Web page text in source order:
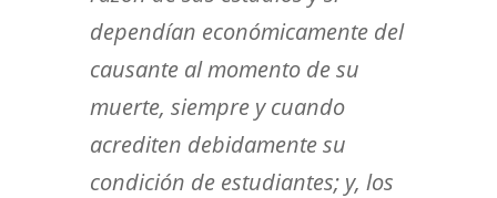
dependían económicamente del
causante al momento de su
muerte, siempre y cuando
acrediten debidamente su
condición de estudiantes; y, los